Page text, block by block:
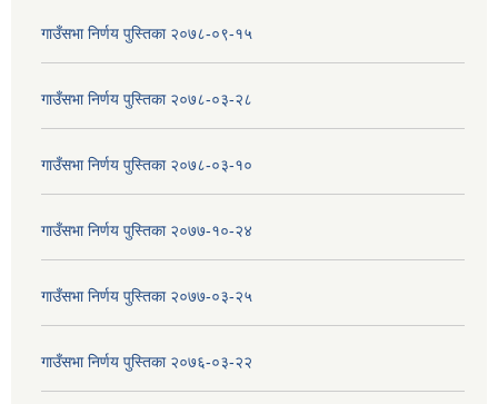
गाउँसभा निर्णय पुस्तिका २०७८-०९-१५
गाउँसभा निर्णय पुस्तिका २०७८-०३-२८
गाउँसभा निर्णय पुस्तिका २०७८-०३-१०
गाउँसभा निर्णय पुस्तिका २०७७-१०-२४
गाउँसभा निर्णय पुस्तिका २०७७-०३-२५
गाउँसभा निर्णय पुस्तिका २०७६-०३-२२